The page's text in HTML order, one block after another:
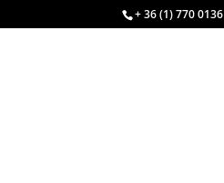
+ 36 (1) 770 0136